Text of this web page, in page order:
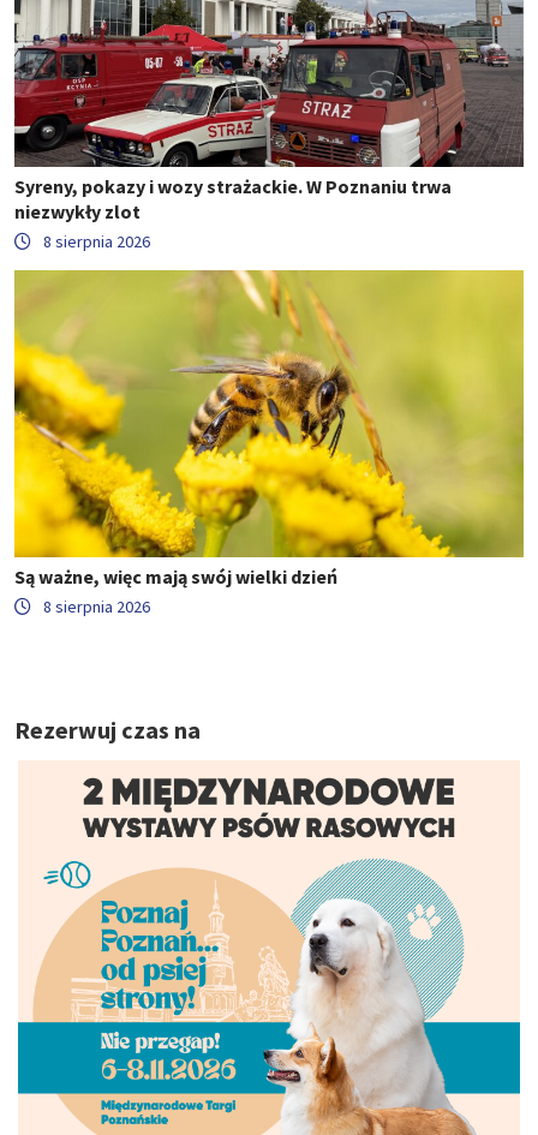
Syreny, pokazy i wozy strażackie. W Poznaniu trwa
niezwykły zlot
8 sierpnia 2026
Są ważne, więc mają swój wielki dzień
8 sierpnia 2026
Rezerwuj czas na